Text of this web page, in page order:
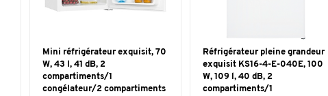
Mini réfrigérateur exquisit, 70
W, 43 l, 41 dB, 2
compartiments/1
congélateur/2 compartiments
Réfrigérateur pleine grandeur
exquisit KS16-4-E-040E, 100
W, 109 l, 40 dB, 2
compartiments/1